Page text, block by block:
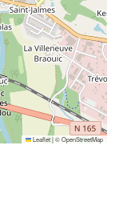
Leaflet|©OpenStreetMap